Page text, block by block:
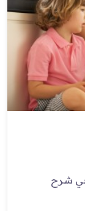
في شرح